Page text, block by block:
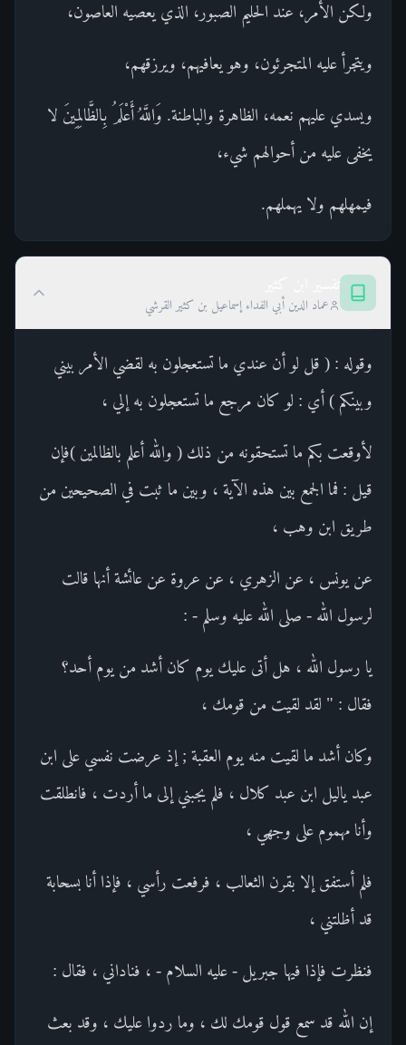
ولكن الأمر، عند الحليم الصبور، الذي يعصيه العاصون،
ويتجرأ عليه المتجرئون، وهو يعافيهم، ويرزقهم،
ويسدي عليهم نعمه، الظاهرة والباطنة. وَاللَّهُ أَعْلَمُ بِالظَّالِمِينَ لا
يخفى عليه من أحوالهم شيء،
فيمهلهم ولا يهملهم.
عماد الدين أبي الفداء إسماعيل بن كثير القرشي
وقوله : ( قل لو أن عندي ما تستعجلون به لقضي الأمر بيني
وبينكم ) أي : لو كان مرجع ما تستعجلون به إلي ،
لأوقعت بكم ما تستحقونه من ذلك ( والله أعلم بالظالمين )فإن
قيل : فما الجمع بين هذه الآية ، وبين ما ثبت في الصحيحين من
طريق ابن وهب ،
عن يونس ، عن الزهري ، عن عروة عن عائشة أنها قالت
لرسول الله - صلى الله عليه وسلم - :
يا رسول الله ، هل أتى عليك يوم كان أشد من يوم أحد؟
فقال : " لقد لقيت من قومك ،
وكان أشد ما لقيت منه يوم العقبة ; إذ عرضت نفسي على ابن
عبد ياليل ابن عبد كلال ، فلم يجبني إلى ما أردت ، فانطلقت
وأنا مهموم على وجهي ،
فلم أستفق إلا بقرن الثعالب ، فرفعت رأسي ، فإذا أنا بسحابة
قد أظلتني ،
فنظرت فإذا فيها جبريل - عليه السلام - ، فناداني ، فقال :
إن الله قد سمع قول قومك لك ، وما ردوا عليك ، وقد بعث